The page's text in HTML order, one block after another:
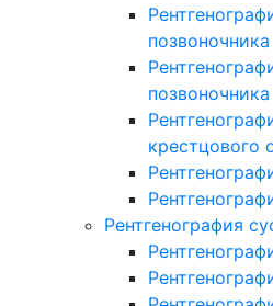
позвоночника
позвоночника
крестцового
Рентгенография